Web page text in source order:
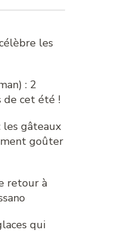
les
: 2
de cet été !
les gâteaux
goûter
retour à
qui